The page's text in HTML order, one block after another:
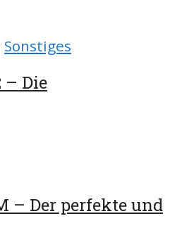
Sonstiges
– Die
– Der perfekte und